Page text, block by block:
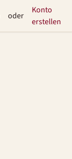
oder
Konto
erstellen